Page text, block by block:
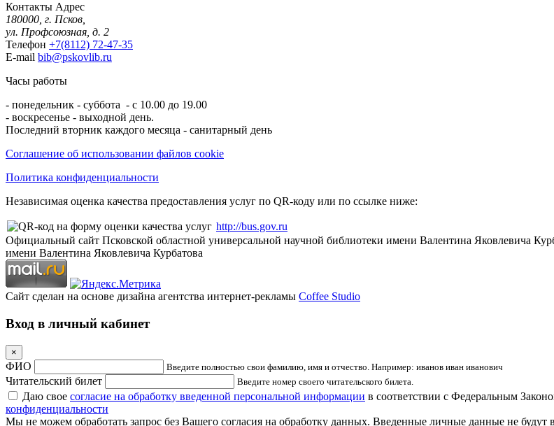
Контакты Адрес
180000, г. Псков,
ул. Профсоюзная, д. 2
Телефон +7(8112) 72-47-35
E-mail bib@pskovlib.ru
Часы работы
- понедельник - суббота - с 10.00 до 19.00
- воскресенье - выходной день.
Последний вторник каждого месяца - санитарный день
Соглашение об использовании файлов cookie
Политика конфиденциальности
Независимая оценка качества предоставления услуг по QR-коду или по ссылке ниже:
http://bus.gov.ru
Официальный сайт Псковской областной универсальной научной библиотеки имени Валентина Яковлевича
имени Валентина Яковлевича Курбатова
Сайт сделан на основе дизайна агентства интернет-рекламы Coffee Studio
Вход в личный кабинет
×
ФИО Введите полностью свои фамилию, имя и отчество. Например: иванов иван иванович
Читательский билет Введите номер своего читательского билета.
Даю свое согласие на обработку введенной персональной информации в соответствии с Федеральным
конфиденциальности
Мы не можем обработать запрос без Вашего согласия на обработку данных. Введенные личные данные не будут